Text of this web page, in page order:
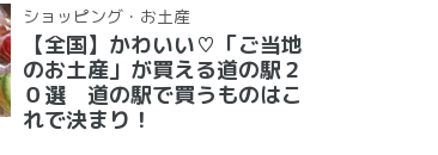
ショッピング・お土産
【全国】かわいい♡「ご当地
のお土産」が買える道の駅２
０選 道の駅で買うものはこ
れで決まり！